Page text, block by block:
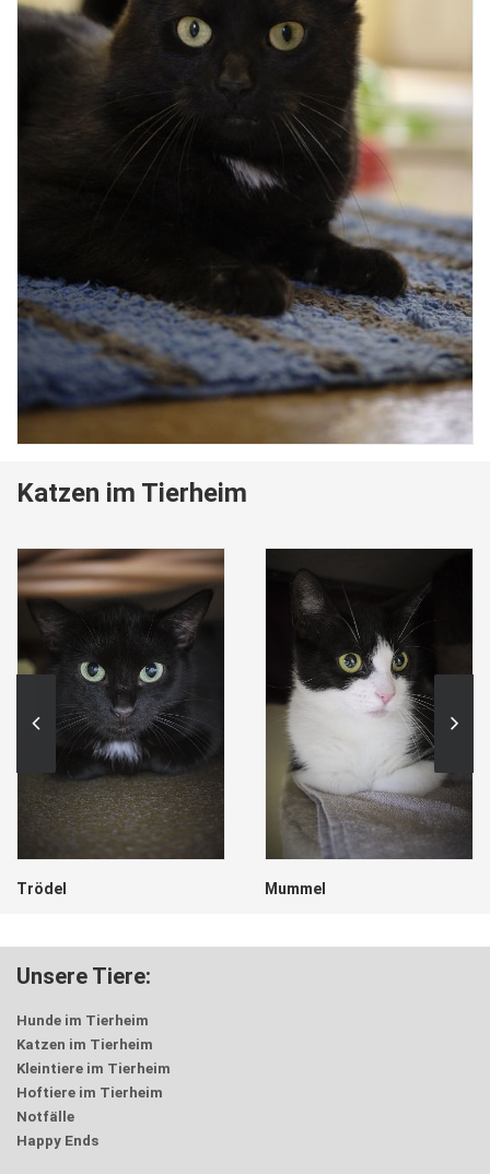
Katzen im Tierheim
Trödel Mummel
Unsere Tiere:
Hunde im Tierheim
Katzen im Tierheim
Kleintiere im Tierheim
Hoftiere im Tierheim
Notfälle
Happy Ends